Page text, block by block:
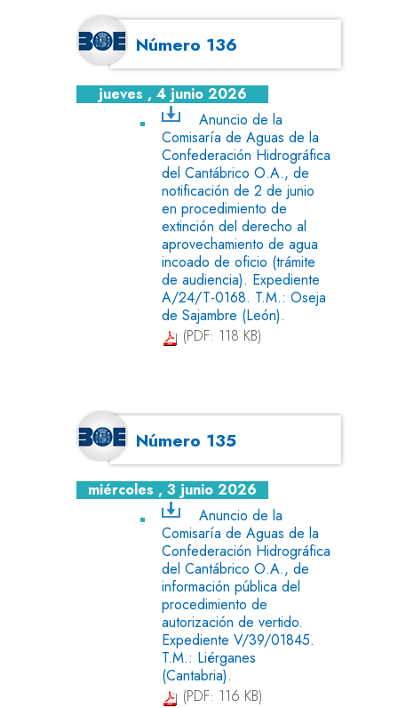
Número 136
jueves , 4 junio 2026
Anuncio de la
Comisaría de Aguas de la
Confederación Hidrográfica
del Cantábrico O.A., de
notificación de 2 de junio
en procedimiento de
extinción del derecho al
aprovechamiento de agua
incoado de oficio (trámite
de audiencia). Expediente
A/24/T-0168. T.M.: Oseja
de Sajambre (León).
(PDF: 118 KB)
Número 135
miércoles , 3 junio 2026
Anuncio de la
Comisaría de Aguas de la
Confederación Hidrográfica
del Cantábrico O.A., de
información pública del
procedimiento de
autorización de vertido.
Expediente V/39/01845.
T.M.: Liérganes
(Cantabria).
(PDF: 116 KB)